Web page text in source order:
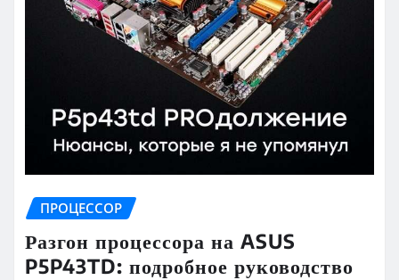
ПРОЦЕССОР
Разгон процессора на ASUS
P5P43TD: подробное руководство